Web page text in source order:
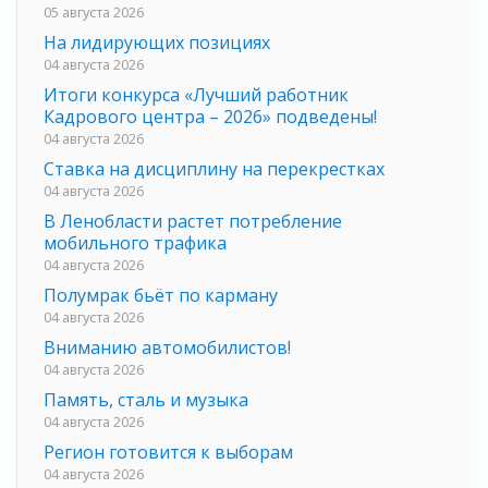
05 августа 2026
На лидирующих позициях
04 августа 2026
Итоги конкурса «Лучший работник
Кадрового центра – 2026» подведены!
04 августа 2026
Ставка на дисциплину на перекрестках
04 августа 2026
В Ленобласти растет потребление
мобильного трафика
04 августа 2026
Полумрак бьёт по карману
04 августа 2026
Вниманию автомобилистов!
04 августа 2026
Память, сталь и музыка
04 августа 2026
Регион готовится к выборам
04 августа 2026